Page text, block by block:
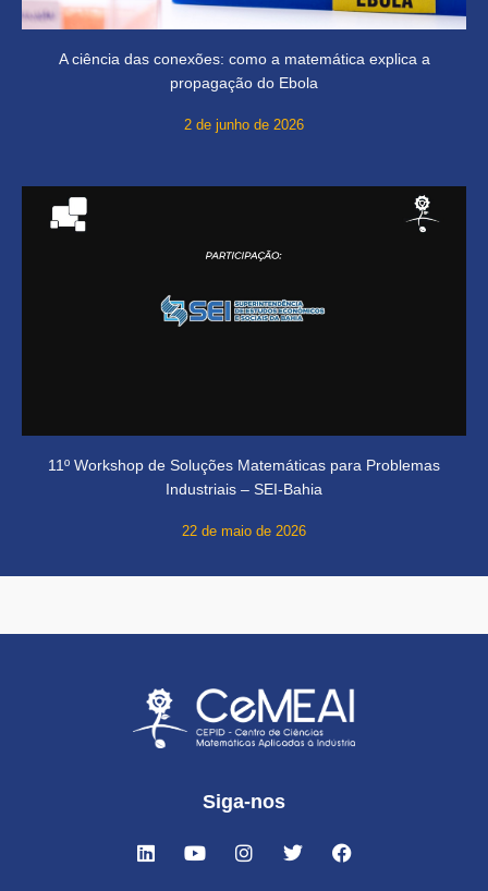
A ciência das conexões: como a matemática explica a
propagação do Ebola
2 de junho de 2026
11º Workshop de Soluções Matemáticas para Problemas
Industriais – SEI-Bahia
22 de maio de 2026
Siga-nos